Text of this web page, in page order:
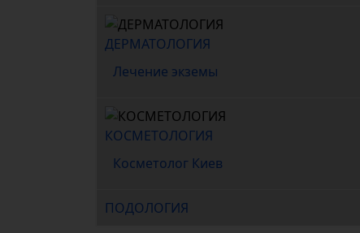
ДЕРМАТОЛОГИЯ
Лечение экземы
КОСМЕТОЛОГИЯ
Косметолог Киев
ПОДОЛОГИЯ